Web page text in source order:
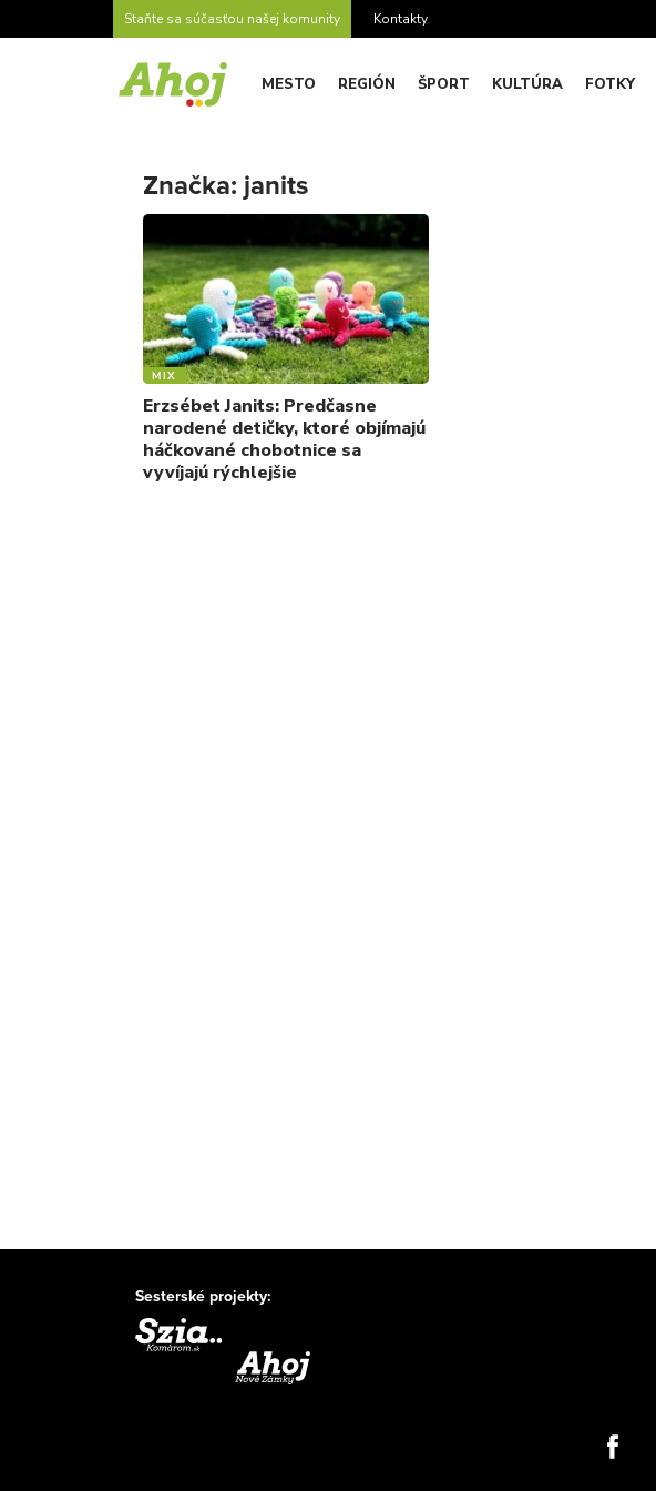
Staňte sa súčasťou našej komunity Kontakty
MESTO REGIÓN ŠPORT KULTÚRA FOTKY
Značka: janits
MIX
Erzsébet Janits: Predčasne
narodené detičky, ktoré objímajú
háčkované chobotnice sa
vyvíjajú rýchlejšie
Sesterské projekty: